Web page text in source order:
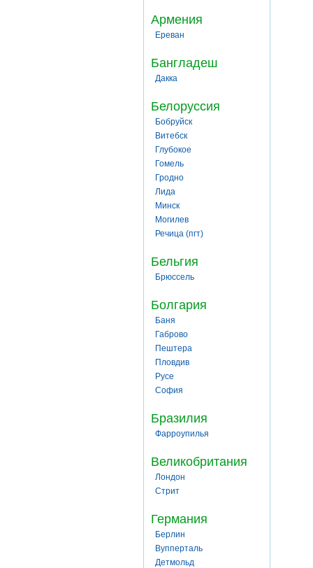
Армения
Ереван
Бангладеш
Дакка
Белоруссия
Бобруйск
Витебск
Глубокое
Гомель
Гродно
Лида
Минск
Могилев
Речица (пгт)
Бельгия
Брюссель
Болгария
Баня
Габрово
Пештера
Пловдив
Русе
София
Бразилия
Фарроупилья
Великобритания
Лондон
Стрит
Германия
Берлин
Вупперталь
Детмольд